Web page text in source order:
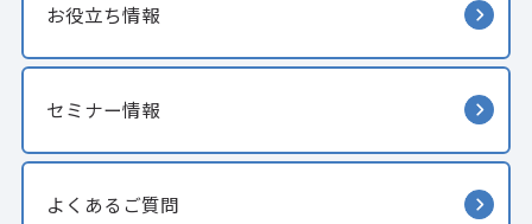
お役立ち情報
セミナー情報
よくあるご質問